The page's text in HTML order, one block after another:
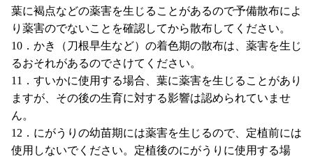
葉に褐点などの薬害を生じることがあるので予備散布によ
り薬害のでないことを確認してから散布してください。
10．かき（刀根早生など）の着色期の散布は、薬害を生じ
るおそれがあるのでさけてください。
11．すいかに使用する場合、葉に薬害を生じることがあり
ますが、その後の生育に対する影響は認められていませ
ん。
12．にがうりの幼苗期には薬害を生じるので、定植前には
使用しないでください。定植後のにがうりに使用する場